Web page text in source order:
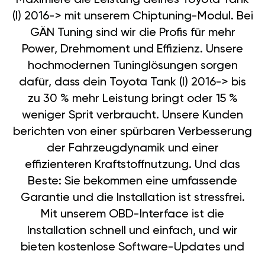
(I) 2016-> mit unserem Chiptuning-Modul. Bei
GÄN Tuning sind wir die Profis für mehr
Power, Drehmoment und Effizienz. Unsere
hochmodernen Tuninglösungen sorgen
dafür, dass dein Toyota Tank (I) 2016-> bis
zu 30 % mehr Leistung bringt oder 15 %
weniger Sprit verbraucht. Unsere Kunden
berichten von einer spürbaren Verbesserung
der Fahrzeugdynamik und einer
effizienteren Kraftstoffnutzung. Und das
Beste: Sie bekommen eine umfassende
Garantie und die Installation ist stressfrei.
Mit unserem OBD-Interface ist die
Installation schnell und einfach, und wir
bieten kostenlose Software-Updates und